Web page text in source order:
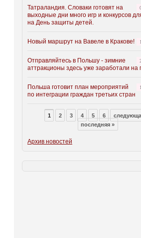
Татраландия. Словаки готовят на
выходные дни много игр и конкурсов
на День защиты детей.
Новый маршрут на Вавеле в Кракове!
Отправляйтесь в Польшу - зимние
аттракционы здесь уже заработали на
Польша готовит план мероприятий
по интеграции граждан третьих стран
1 2 3 4 5 6
последняя »
Архив новостей